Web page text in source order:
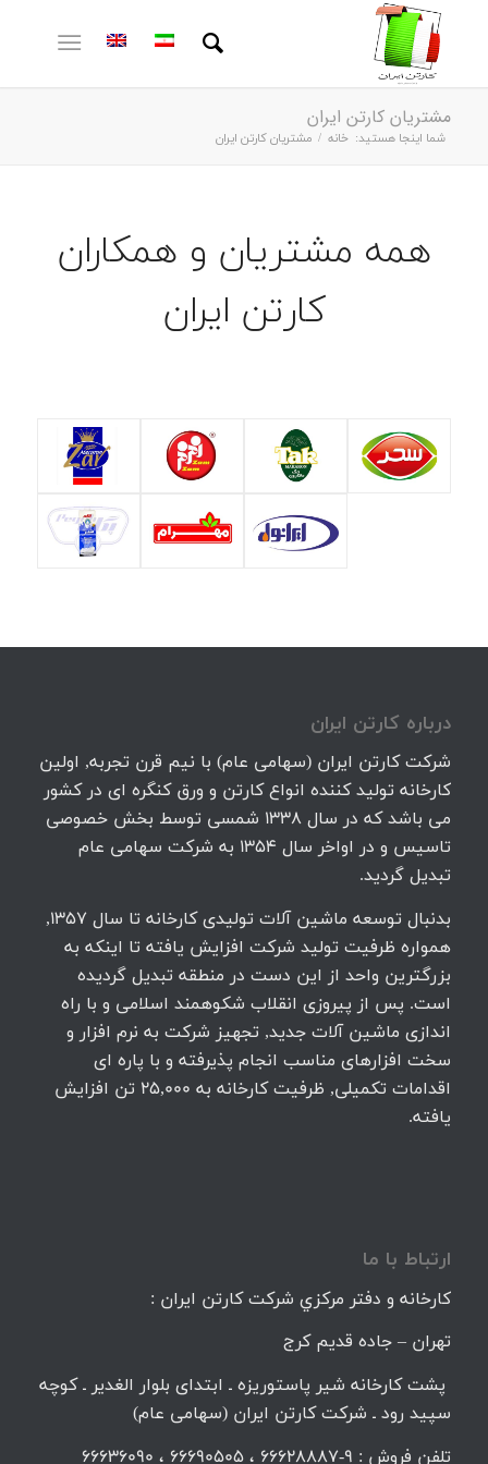
مشتریان کارتن ایران
شما اینجا هستید: خانه / مشتریان کارتن ایران
همه مشتریان و همکاران
کارتن ایران
درباره كارتن ايران
شرکت کارتن ایران (سهامی عام) با نیم قرن تجربه, اولین
کارخانه تولید کننده انواع کارتن و ورق کنگره ای در کشور
می باشد که در سال 1338 شمسی توسط بخش خصوصی
تاسیس و در اواخر سال 1354 به شرکت سهامی عام
تبدیل گردید.
بدنبال توسعه ماشین آلات تولیدی کارخانه تا سال 1357,
همواره ظرفیت تولید شرکت افزایش یافته تا اینکه به
بزرگترین واحد از این دست در منطقه تبدیل گردیده
است. پس از پیروزی انقلاب شکوهمند اسلامی و با راه
اندازی ماشین آلات جدید, تجهیز شرکت به نرم افزار و
سخت افزارهای مناسب انجام پذیرفته و با پاره ای
اقدامات تکمیلی, ظرفیت کارخانه به 25,000 تن افزایش
یافته.
ارتباط با ما
كارخانه و دفتر مركزي شركت كارتن ايران :
تهران – جاده قديم كرج
پشت کارخانه شیر پاستوریزه ـ ابتدای بلوار الغدیر ـ کوچه
سپید رود ـ شرکت کارتن ایران (سهامی عام)
تلفن فروش : 9-66628887 ، 66690505 ، 66636090